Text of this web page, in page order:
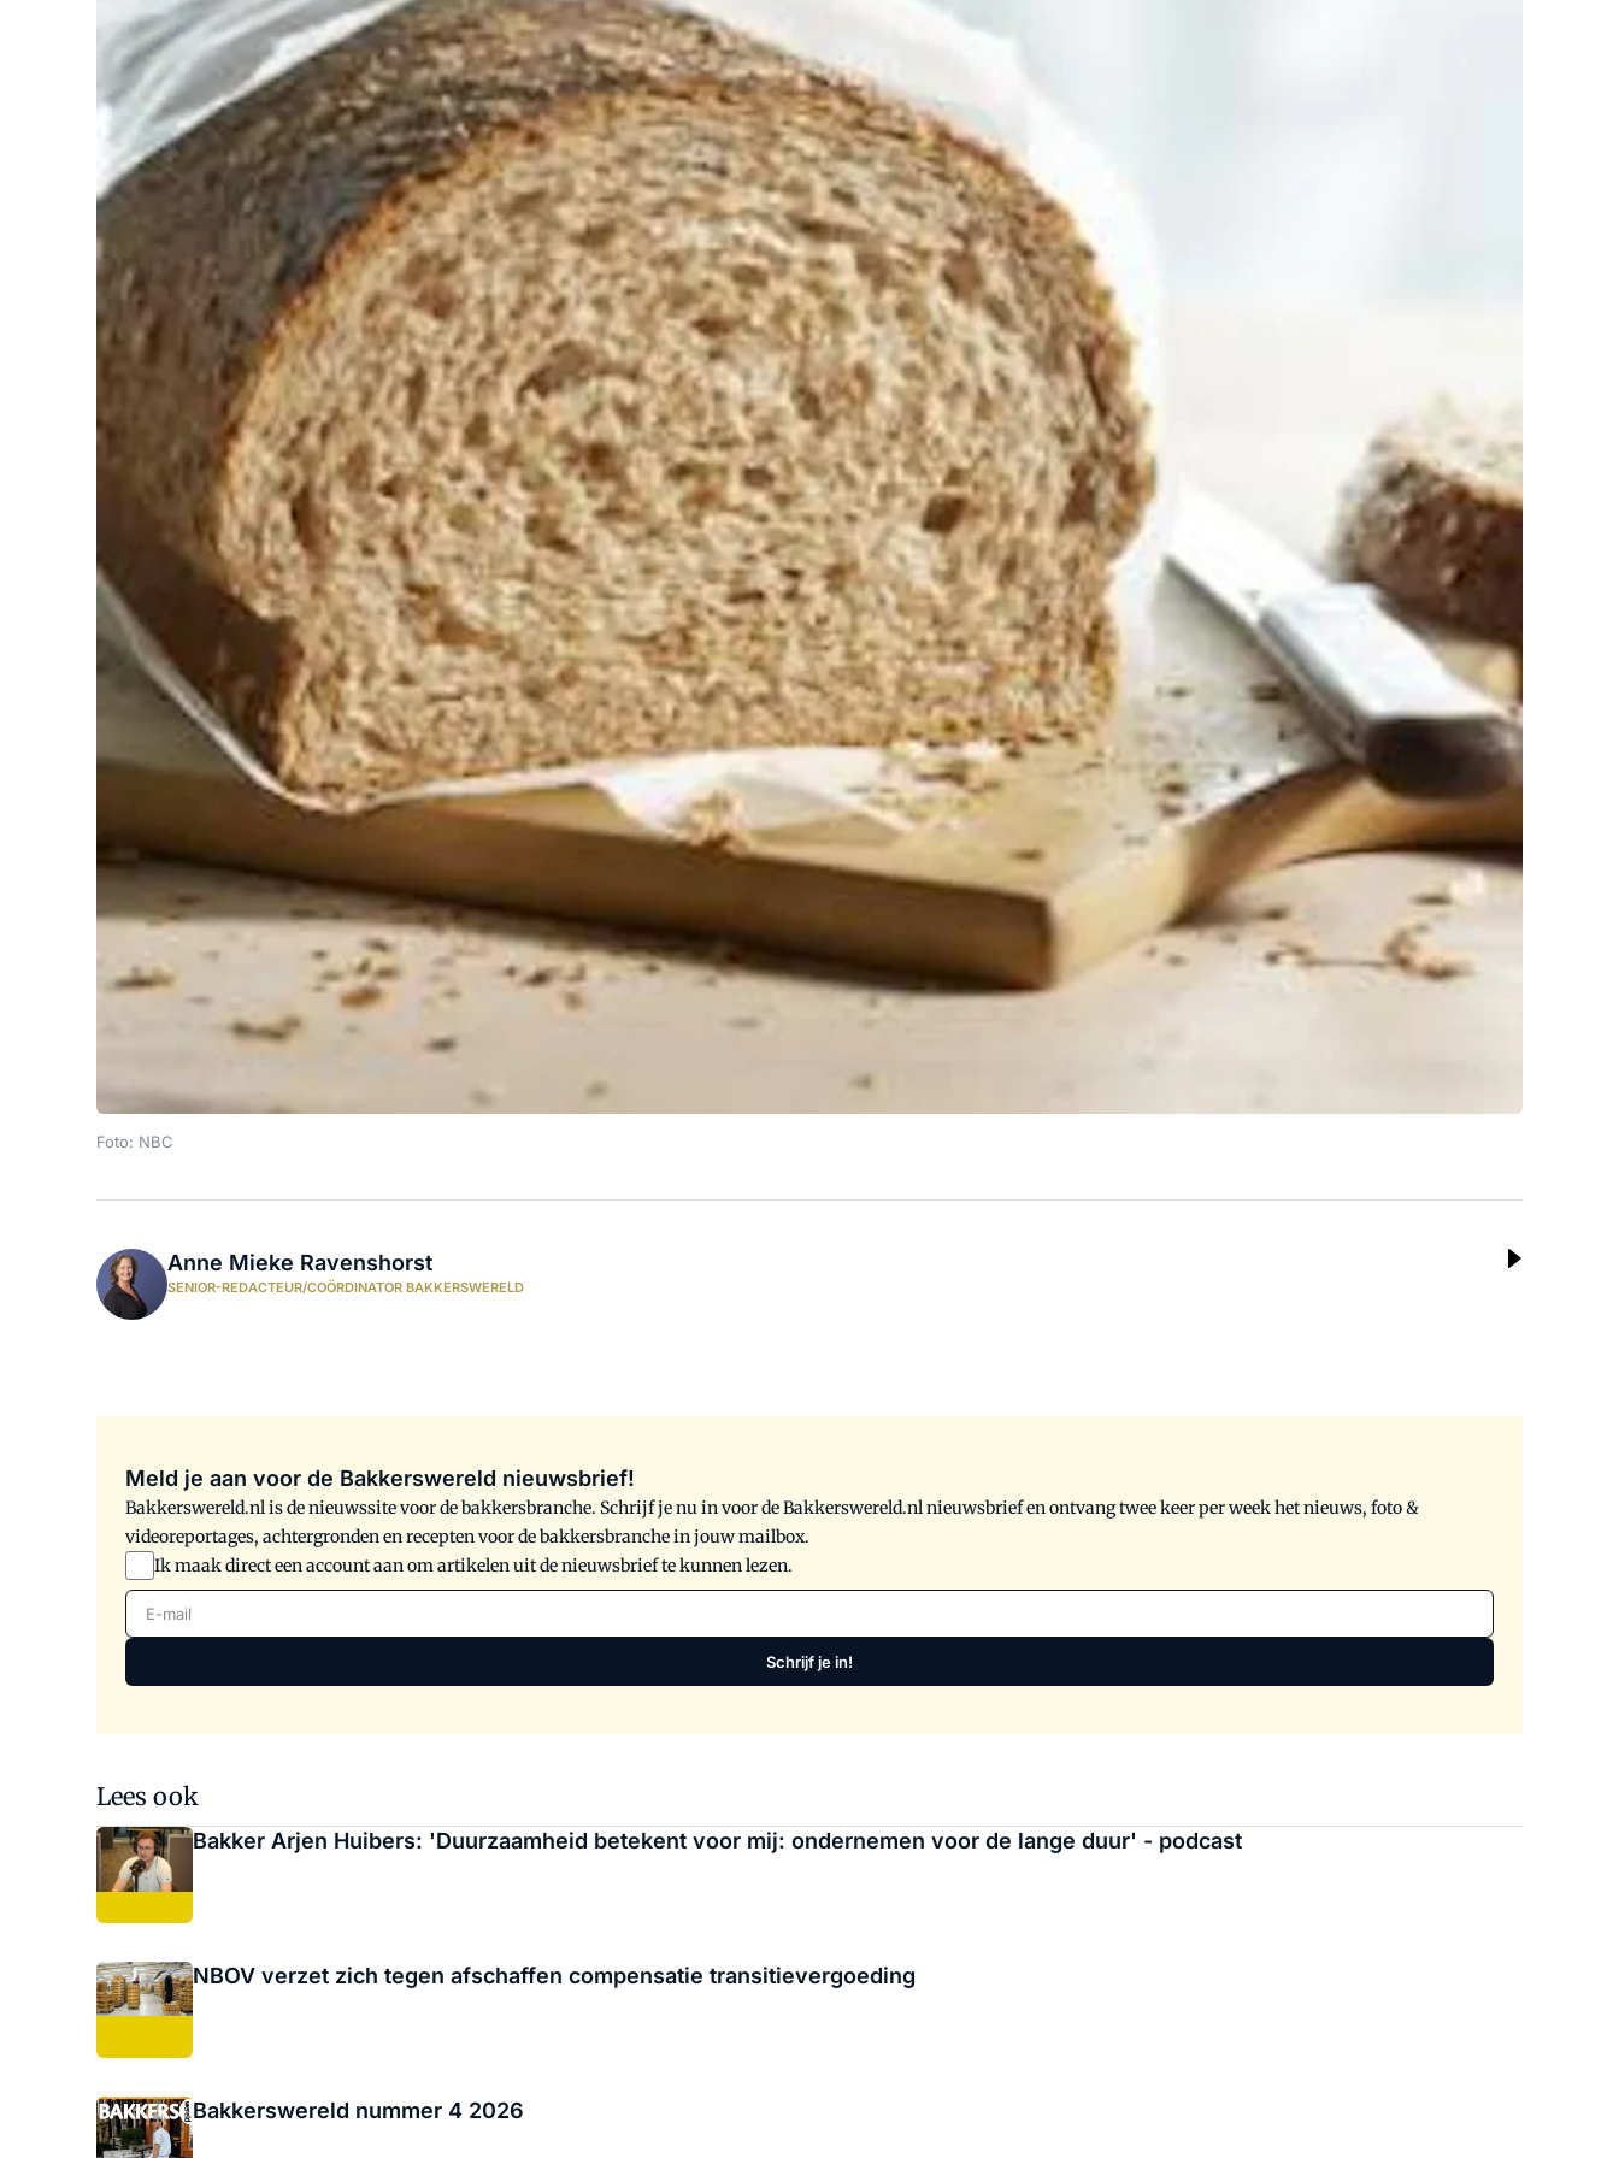
Foto: NBC
Anne Mieke Ravenshorst
SENIOR-REDACTEUR/COÖRDINATOR BAKKERSWERELD
Meld je aan voor de Bakkerswereld nieuwsbrief!
Bakkerswereld.nl is de nieuwssite voor de bakkersbranche. Schrijf je nu in voor de Bakkerswereld.nl nieuwsbrief en ontvang twee keer per week het nieuws, foto &
videoreportages, achtergronden en recepten voor de bakkersbranche in jouw mailbox.
Ik maak direct een account aan om artikelen uit de nieuwsbrief te kunnen lezen.
E-mail
Schrijf je in!
Lees ook
Bakker Arjen Huibers: 'Duurzaamheid betekent voor mij: ondernemen voor de lange duur' - podcast
NBOV verzet zich tegen afschaffen compensatie transitievergoeding
Bakkerswereld nummer 4 2026